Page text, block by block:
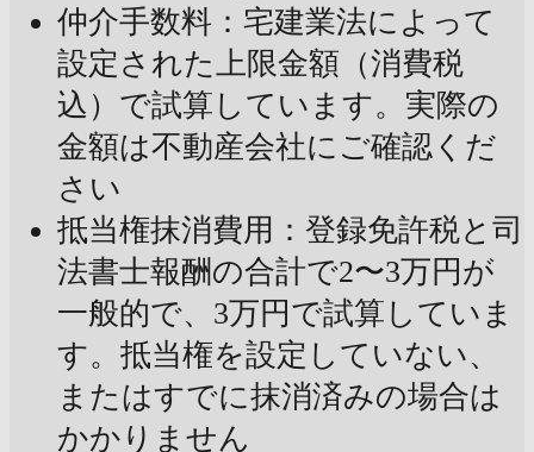
仲介手数料：宅建業法によって
設定された上限金額（消費税
込）で試算しています。実際の
金額は不動産会社にご確認くだ
さい
抵当権抹消費用：登録免許税と司
法書士報酬の合計で2〜3万円が
一般的で、3万円で試算していま
す。抵当権を設定していない、
またはすでに抹消済みの場合は
かかりません